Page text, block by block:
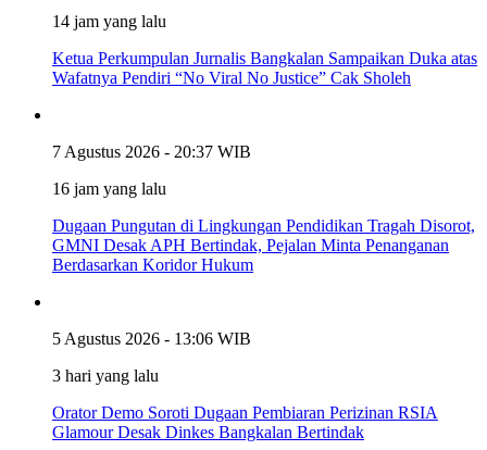
14 jam yang lalu
Ketua Perkumpulan Jurnalis Bangkalan Sampaikan Duka atas
Wafatnya Pendiri “No Viral No Justice” Cak Sholeh
7 Agustus 2026 - 20:37 WIB
16 jam yang lalu
Dugaan Pungutan di Lingkungan Pendidikan Tragah Disorot,
GMNI Desak APH Bertindak, Pejalan Minta Penanganan
Berdasarkan Koridor Hukum
5 Agustus 2026 - 13:06 WIB
3 hari yang lalu
Orator Demo Soroti Dugaan Pembiaran Perizinan RSIA
Glamour Desak Dinkes Bangkalan Bertindak